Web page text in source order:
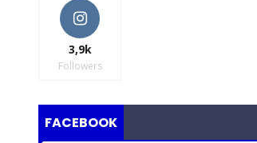
3,9k
Followers
FACEBOOK